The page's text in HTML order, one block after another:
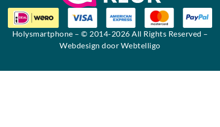
Holysmartphone – © 2014-2026 All Rights Reserved –
Webdesign door Webtelligo